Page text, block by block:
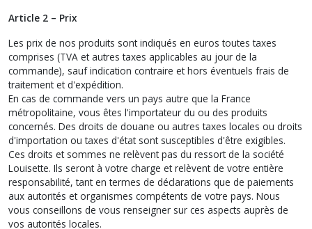
Article 2 – Prix
Les prix de nos produits sont indiqués en euros toutes taxes
comprises (TVA et autres taxes applicables au jour de la
commande), sauf indication contraire et hors éventuels frais de
traitement et d'expédition.
En cas de commande vers un pays autre que la France
métropolitaine, vous êtes l'importateur du ou des produits
concernés. Des droits de douane ou autres taxes locales ou droits
d'importation ou taxes d'état sont susceptibles d'être exigibles.
Ces droits et sommes ne relèvent pas du ressort de la société
Louisette. Ils seront à votre charge et relèvent de votre entière
responsabilité, tant en termes de déclarations que de paiements
aux autorités et organismes compétents de votre pays. Nous
vous conseillons de vous renseigner sur ces aspects auprès de
vos autorités locales.